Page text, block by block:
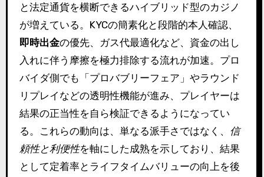
と法定通貨を横断できるハイブリッド型のカジノ
が増えている。KYCの簡素化と段階的本人確認、
即時出金の優先、ガス代最適化など、資金の出し
入れに伴う摩擦を極力排除する流れが加速。プロ
バイダ側でも「プロバブリーフェア」やラウンド
リプレイなどの透明性機能が進み、プレイヤーは
結果の正当性を自ら検証できるようになってい
る。これらの動向は、単なる派手さではなく、 信
頼性と利便性を軸にした成熟を示しており、結果
として定着率とライフタイムバリューの向上を後